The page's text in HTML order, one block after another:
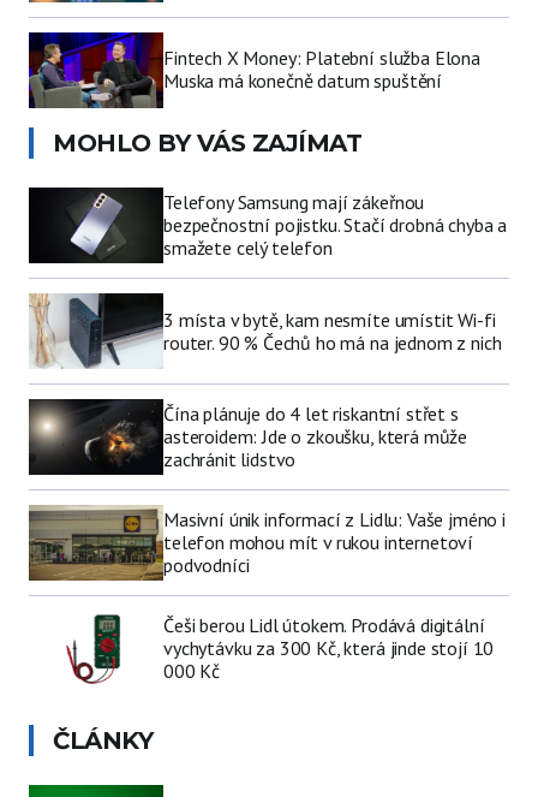
Fintech X Money: Platební služba Elona
Muska má konečně datum spuštění
MOHLO BY VÁS ZAJÍMAT
Telefony Samsung mají zákeřnou
bezpečnostní pojistku. Stačí drobná chyba a
smažete celý telefon
3 místa v bytě, kam nesmíte umístit Wi-fi
router. 90 % Čechů ho má na jednom z nich
Čína plánuje do 4 let riskantní střet s
asteroidem: Jde o zkoušku, která může
zachránit lidstvo
Masivní únik informací z Lidlu: Vaše jméno i
telefon mohou mít v rukou internetoví
podvodníci
Češi berou Lidl útokem. Prodává digitální
vychytávku za 300 Kč, která jinde stojí 10
000 Kč
ČLÁNKY